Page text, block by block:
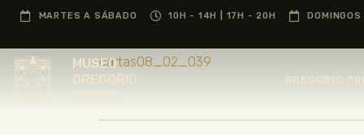
MARTES A SÁBADO 10H - 14H | 17H - 20H
MUSEOcartas08_02_039